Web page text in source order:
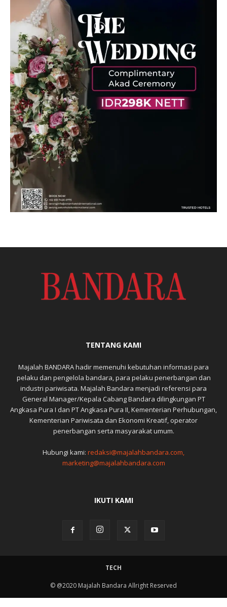
TENTANG KAMI
Majalah BANDARA hadir memenuhi kebutuhan informasi para
pelaku dan pengelola bandara, para pelaku penerbangan dan
industri pariwisata. Majalah Bandara menjadi referensi para
General Manager/Kepala Cabang Bandara dilingkungan PT
Angkasa Pura I dan PT Angkasa Pura II, Kementerian Perhubungan,
Kementerian Pariwisata dan Ekonomi Kreatif, operator
penerbangan serta masyarakat umum.
Hubungi kami: redaksi@majalahbandara.com,
marketing@majalahbandara.com
IKUTI KAMI
TECH
© @2020 Majalah Bandara Allright Reserved